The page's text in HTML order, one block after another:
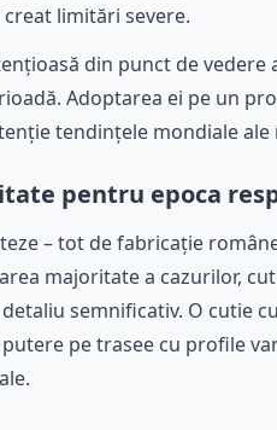
limitări severe.
din punct de vedere
Adoptarea ei pe un
tendințele mondiale
pentru epoca
– tot de fabricație
majoritate a cazurilor,
semnificativ. O cutie
pe trasee cu profile